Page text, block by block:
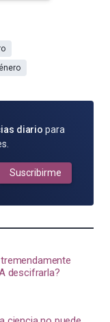
diario para
Suscribirme
descifrarla?